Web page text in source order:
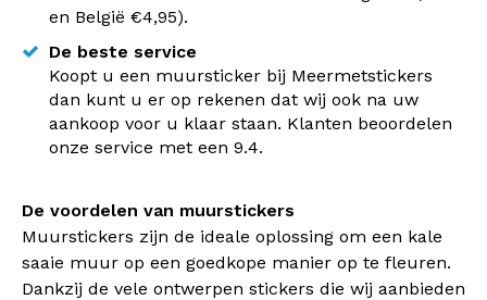
en België €4,95).
De beste service
Koopt u een muursticker bij Meermetstickers
dan kunt u er op rekenen dat wij ook na uw
aankoop voor u klaar staan. Klanten beoordelen
onze service met een 9.4.
De voordelen van muurstickers
Muurstickers zijn de ideale oplossing om een kale
saaie muur op een goedkope manier op te fleuren.
Dankzij de vele ontwerpen stickers die wij aanbieden